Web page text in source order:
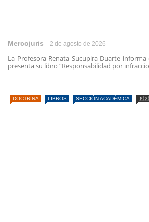
Mercojuris 2 de agosto de 2026
La Profesora Renata Sucupira Duarte
presenta su libro “Responsabilidad por
DOCTRINA LIBROS SECCIÓN ACADÉMICA 🇲🇽